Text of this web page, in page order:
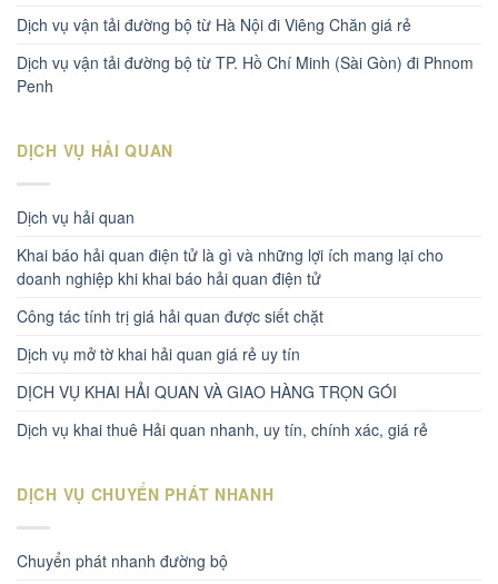
Dịch vụ vận tải đường bộ từ Hà Nội đi Viêng Chăn giá rẻ
Dịch vụ vận tải đường bộ từ TP. Hồ Chí Minh (Sài Gòn) đi Phnom
Penh
DỊCH VỤ HẢI QUAN
Dịch vụ hải quan
Khai báo hải quan điện tử là gì và những lợi ích mang lại cho
doanh nghiệp khi khai báo hải quan điện tử
Công tác tính trị giá hải quan được siết chặt
Dịch vụ mở tờ khai hải quan giá rẻ uy tín
DỊCH VỤ KHAI HẢI QUAN VÀ GIAO HÀNG TRỌN GÓI
Dịch vụ khai thuê Hải quan nhanh, uy tín, chính xác, giá rẻ
DỊCH VỤ CHUYỂN PHÁT NHANH
Chuyển phát nhanh đường bộ